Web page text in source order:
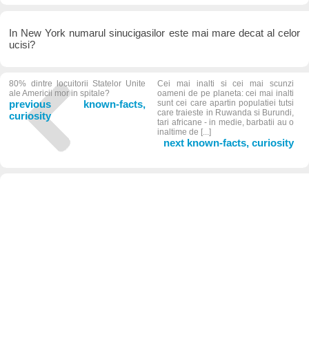
In New York numarul sinucigasilor este mai mare decat al celor
ucisi?
80% dintre locuitorii Statelor Unite
ale Americii mor in spitale?
previous known-facts,
curiosity
Cei mai inalti si cei mai scunzi
oameni de pe planeta: cei mai inalti
sunt cei care apartin populatiei tutsi
care traieste in Ruwanda si Burundi,
tari africane - in medie, barbatii au o
inaltime de [...]
next known-facts, curiosity